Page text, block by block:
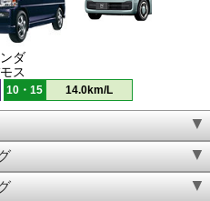
ダ
ス
10・15 14.0km/L